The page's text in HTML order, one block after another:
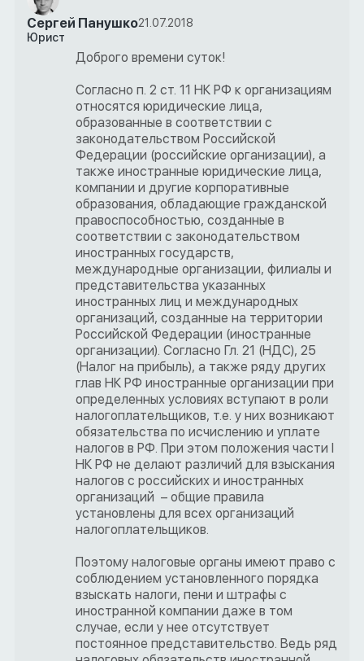
Сергей Панушко21.07.2018
Юрист
Доброго времени суток!
Согласно п. 2 ст. 11 НК РФ к организациям
относятся юридические лица,
образованные в соответствии с
законодательством Российской
Федерации (российские организации), а
также иностранные юридические лица,
компании и другие корпоративные
образования, обладающие гражданской
правоспособностью, созданные в
соответствии с законодательством
иностранных государств,
международные организации, филиалы и
представительства указанных
иностранных лиц и международных
организаций, созданные на территории
Российской Федерации (иностранные
организации). Согласно Гл. 21 (НДС), 25
(Налог на прибыль), а также ряду других
глав НК РФ иностранные организации при
определенных условиях вступают в роли
налогоплательщиков, т.е. у них возникают
обязательства по исчислению и уплате
налогов в РФ. При этом положения части I
НК РФ не делают различий для взыскания
налогов с российских и иностранных
организаций – общие правила
установлены для всех организаций
налогоплательщиков.
Поэтому налоговые органы имеют право с
соблюдением установленного порядка
взыскать налоги, пени и штрафы с
иностранной компании даже в том
случае, если у нее отсутствует
постоянное представительство. Ведь ряд